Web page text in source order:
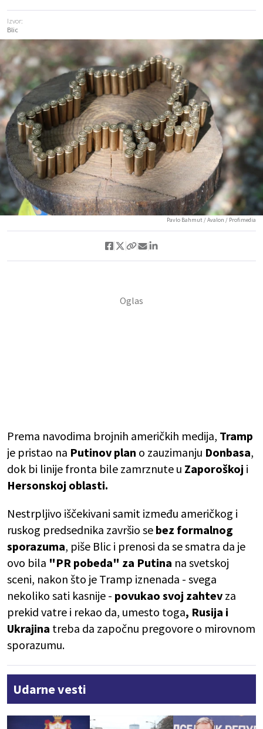
Izvor:
Blic
Pavlo Bahmut / Avalon / Profimedia
Prema navodima brojnih američkih medija, Tramp
je pristao na Putinov plan o zauzimanju Donbasa,
dok bi linije fronta bile zamrznute u Zaporoškoj i
Hersonskoj oblasti.
Nestrpljivo iščekivani samit između američkog i
ruskog predsednika završio se bez formalnog
sporazuma, piše Blic i prenosi da se smatra da je
ovo bila "PR pobeda" za Putina na svetskoj
sceni, nakon što je Tramp iznenada - svega
nekoliko sati kasnije - povukao svoj zahtev za
prekid vatre i rekao da, umesto toga, Rusija i
Ukrajina treba da započnu pregovore o mirovnom
sporazumu.
Udarne vesti